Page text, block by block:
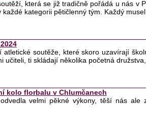
která se již tradičně pořádá u nás v
kategorii pětičlenný tým. Každý musel
atletické soutěže, které skoro uzavírají
učiteli, ti skládají několika početná
kolo florbalu v Chlumčanech
odvedla velmi pěkné výkony, těší nás